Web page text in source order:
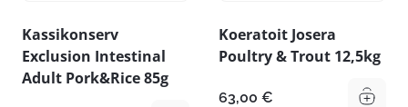
Kassikonserv
Exclusion Intestinal
Adult Pork&Rice 85g
Koeratoit Josera
Poultry & Trout 12,5kg
63,00 €